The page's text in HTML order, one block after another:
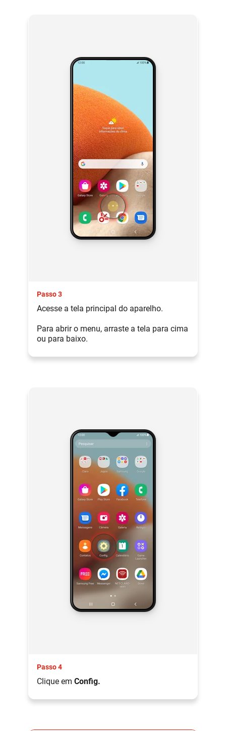
Passo 3
Acesse a tela principal do aparelho.
Para abrir o menu, arraste a tela para cima
ou para baixo.
Passo 4
Clique em Config.